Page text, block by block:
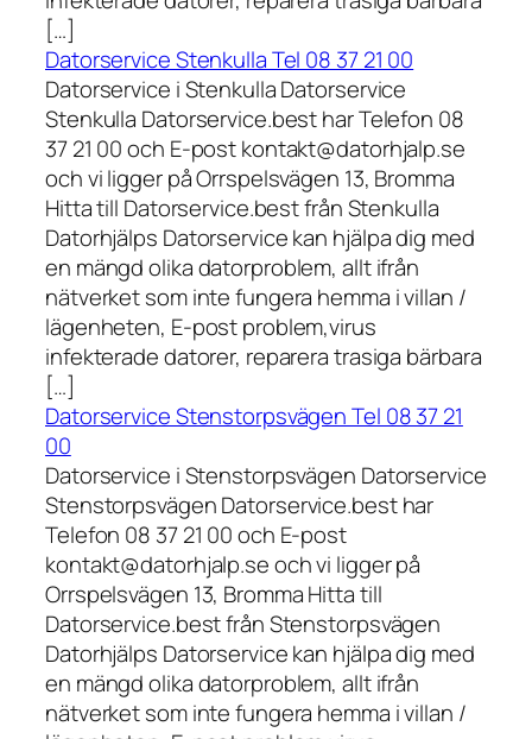
[…]
Datorservice Stenkulla Tel 08 37 21 00
Datorservice i Stenkulla Datorservice
Stenkulla Datorservice.best har Telefon 08
37 21 00 och E-post kontakt@datorhjalp.se
och vi ligger på Orrspelsvägen 13, Bromma
Hitta till Datorservice.best från Stenkulla
Datorhjälps Datorservice kan hjälpa dig med
en mängd olika datorproblem, allt ifrån
nätverket som inte fungera hemma i villan /
lägenheten, E-post problem,virus
infekterade datorer, reparera trasiga bärbara
[…]
Datorservice Stenstorpsvägen Tel 08 37 21
00
Datorservice i Stenstorpsvägen Datorservice
Stenstorpsvägen Datorservice.best har
Telefon 08 37 21 00 och E-post
kontakt@datorhjalp.se och vi ligger på
Orrspelsvägen 13, Bromma Hitta till
Datorservice.best från Stenstorpsvägen
Datorhjälps Datorservice kan hjälpa dig med
en mängd olika datorproblem, allt ifrån
nätverket som inte fungera hemma i villan /